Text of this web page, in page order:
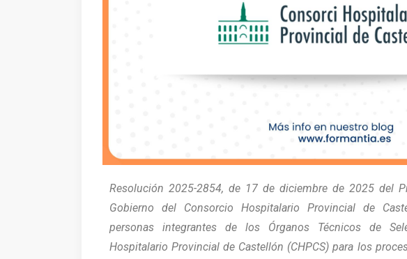
Resolución 2025-2854, de 17 de diciembre de 2025 del
Gobierno del Consorcio Hospitalario Provincial de
personas integrantes de los Órganos Técnicos de
Hospitalario Provincial de Castellón (CHPCS) para los